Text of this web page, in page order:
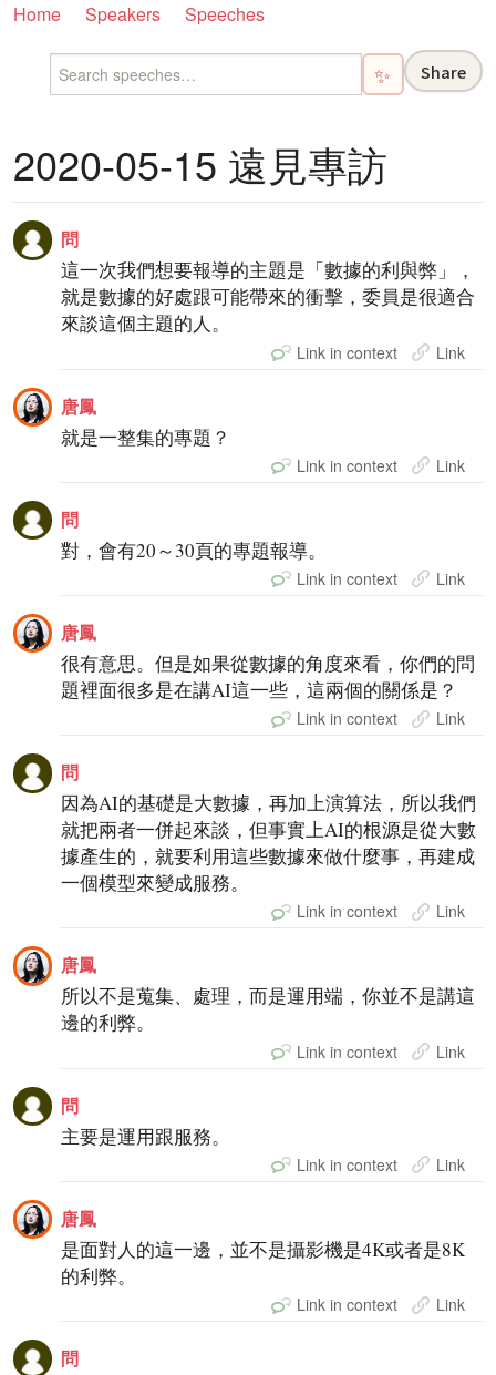
Home Speakers Speeches
✨ Share
2020-05-15 遠見專訪
問
這一次我們想要報導的主題是「數據的利與弊」，
就是數據的好處跟可能帶來的衝擊，委員是很適合
來談這個主題的人。
Link in context Link
唐鳳
就是一整集的專題？
Link in context Link
問
對，會有20～30頁的專題報導。
Link in context Link
唐鳳
很有意思。但是如果從數據的角度來看，你們的問
題裡面很多是在講AI這一些，這兩個的關係是？
Link in context Link
問
因為AI的基礎是大數據，再加上演算法，所以我們
就把兩者一併起來談，但事實上AI的根源是從大數
據產生的，就要利用這些數據來做什麼事，再建成
一個模型來變成服務。
Link in context Link
唐鳳
所以不是蒐集、處理，而是運用端，你並不是講這
邊的利弊。
Link in context Link
問
主要是運用跟服務。
Link in context Link
唐鳳
是面對人的這一邊，並不是攝影機是4K或者是8K
的利弊。
Link in context Link
問